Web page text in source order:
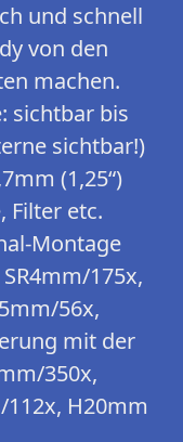
und schnell
von den
machen.
sichtbar bis
sichtbar!)
(1,25“)
Filter etc.
Montage
175x,
56x,
mit der
350x,
H20mm